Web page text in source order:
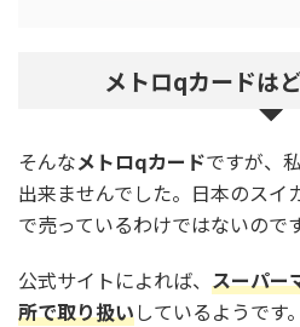
メトロqカードは
そんなメトロqカードですが、
出来ませんでした。日本のスイ
で売っているわけではないのです
公式サイトによれば、 スーパー
所で取り扱いしているようです。